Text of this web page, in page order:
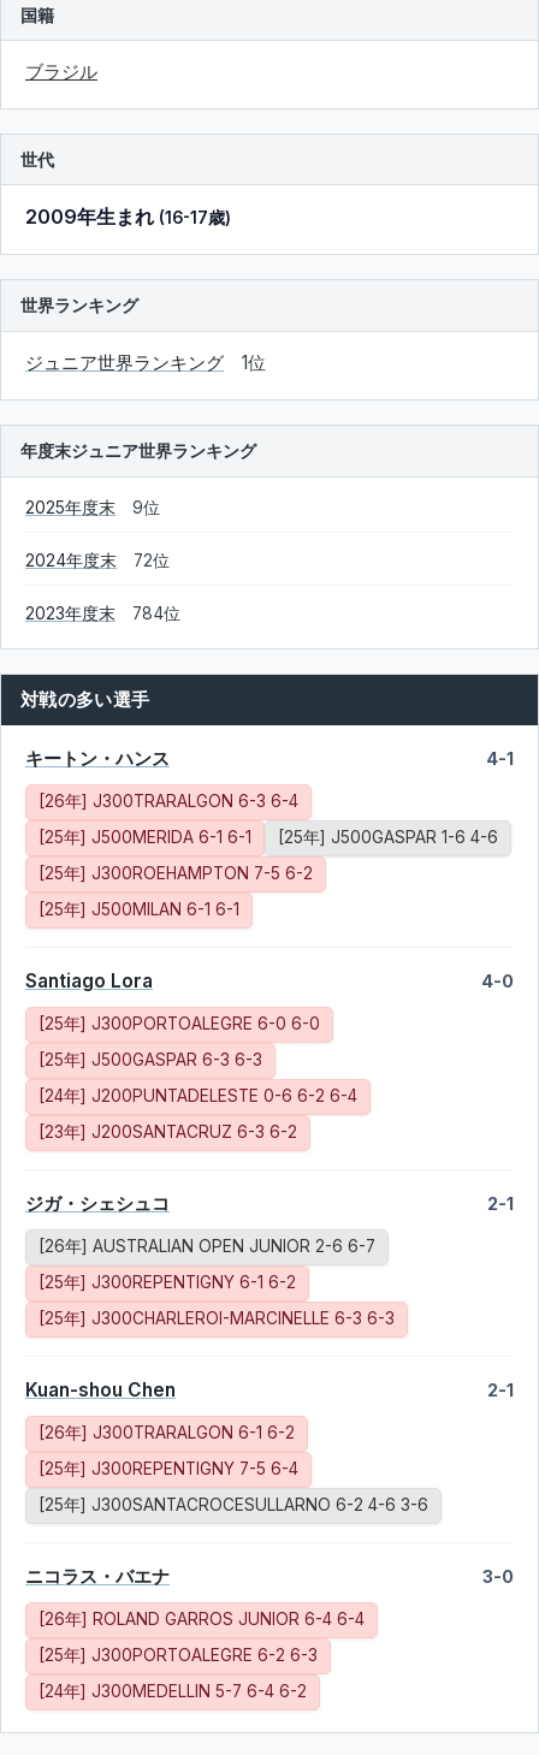
国籍
ブラジル
世代
2009年生まれ (16-17歳)
世界ランキング
ジュニア世界ランキング 1位
年度末ジュニア世界ランキング
2025年度末 9位
2024年度末 72位
2023年度末 784位
対戦の多い選手
キートン・ハンス 4-1
[26年] J300TRARALGON 6-3 6-4
[25年] J500MERIDA 6-1 6-1
[25年] J500GASPAR 1-6 4-6
[25年] J300ROEHAMPTON 7-5 6-2
[25年] J500MILAN 6-1 6-1
Santiago Lora 4-0
[25年] J300PORTOALEGRE 6-0 6-0
[25年] J500GASPAR 6-3 6-3
[24年] J200PUNTADELESTE 0-6 6-2 6-4
[23年] J200SANTACRUZ 6-3 6-2
ジガ・シェシュコ 2-1
[26年] AUSTRALIAN OPEN JUNIOR 2-6 6-7
[25年] J300REPENTIGNY 6-1 6-2
[25年] J300CHARLEROI-MARCINELLE 6-3 6-3
Kuan-shou Chen 2-1
[26年] J300TRARALGON 6-1 6-2
[25年] J300REPENTIGNY 7-5 6-4
[25年] J300SANTACROCESULLARNO 6-2 4-6 3-6
ニコラス・バエナ 3-0
[26年] ROLAND GARROS JUNIOR 6-4 6-4
[25年] J300PORTOALEGRE 6-2 6-3
[24年] J300MEDELLIN 5-7 6-4 6-2